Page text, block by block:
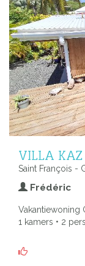
VILLA
Saint François -
Frédéric
Vakantiewoning
1 kamers • 2